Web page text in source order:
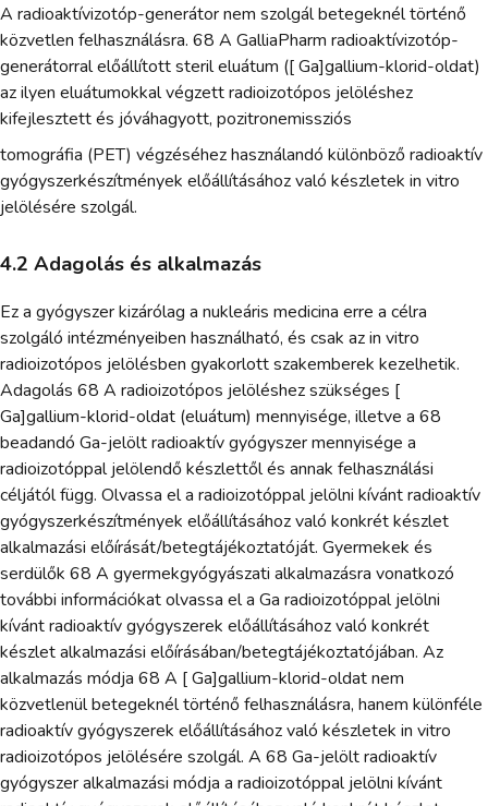
A radioaktívizotóp-generátor nem szolgál betegeknél történő
közvetlen felhasználásra. 68 A GalliaPharm radioaktívizotóp-
generátorral előállított steril eluátum ([ Ga]gallium-klorid-oldat)
az ilyen eluátumokkal végzett radioizotópos jelöléshez
kifejlesztett és jóváhagyott, pozitronemissziós
tomográfia (PET) végzéséhez használandó különböző radioaktív
gyógyszerkészítmények előállításához való készletek in vitro
jelölésére szolgál.
4.2 Adagolás és alkalmazás
Ez a gyógyszer kizárólag a nukleáris medicina erre a célra
szolgáló intézményeiben használható, és csak az in vitro
radioizotópos jelölésben gyakorlott szakemberek kezelhetik.
Adagolás 68 A radioizotópos jelöléshez szükséges [
Ga]gallium-klorid-oldat (eluátum) mennyisége, illetve a 68
beadandó Ga-jelölt radioaktív gyógyszer mennyisége a
radioizotóppal jelölendő készlettől és annak felhasználási
céljától függ. Olvassa el a radioizotóppal jelölni kívánt radioaktív
gyógyszerkészítmények előállításához való konkrét készlet
alkalmazási előírását/betegtájékoztatóját. Gyermekek és
serdülők 68 A gyermekgyógyászati alkalmazásra vonatkozó
további információkat olvassa el a Ga radioizotóppal jelölni
kívánt radioaktív gyógyszerek előállításához való konkrét
készlet alkalmazási előírásában/betegtájékoztatójában. Az
alkalmazás módja 68 A [ Ga]gallium-klorid-oldat nem
közvetlenül betegeknél történő felhasználásra, hanem különféle
radioaktív gyógyszerek előállításához való készletek in vitro
radioizotópos jelölésére szolgál. A 68 Ga-jelölt radioaktív
gyógyszer alkalmazási módja a radioizotóppal jelölni kívánt